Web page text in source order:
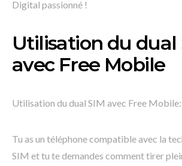
Digital passionné !
Utilisation du dual
avec Free Mobile
Utilisation du dual SIM avec Free Mobile:
Tu as un téléphone compatible avec la
SIM et tu te demandes comment tirer